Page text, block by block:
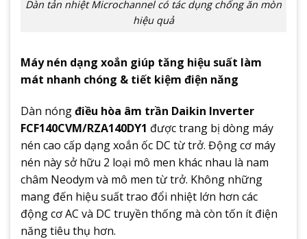
Dàn tản nhiệt Microchannel có tác dụng chống ăn mòn
hiệu quả
Máy nén dạng xoắn giúp tăng hiệu suất làm
mát nhanh chóng & tiết kiệm điện năng
Dàn nóngđiều hòa âm trần Daikin Inverter
FCF140CVM/RZA140DY1 được trang bị dòng máy
nén cao cấp dạng xoắn ốc DC từ trở. Động cơ máy
nén này sở hữu 2 loại mô men khác nhau là nam
châm Neodym và mô men từ trở. Không những
mang đến hiệu suất trao đổi nhiệt lớn hơn các
động cơ AC và DC truyền thống mà còn tốn ít điện
năng tiêu thụ hơn.